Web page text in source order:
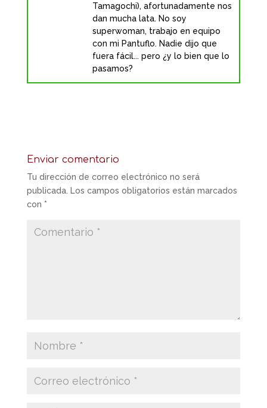
Tamagochi), afortunadamente nos
dan mucha lata. No soy
superwoman, trabajo en equipo
con mi Pantuflo. Nadie dijo que
fuera fácil... pero ¿y lo bien que lo
pasamos?
Enviar comentario
Tu dirección de correo electrónico no será
publicada. Los campos obligatorios están marcados
con *